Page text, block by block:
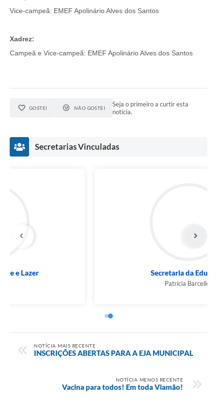
Vice-campeã: EMEF Apolinário Alves dos Santos
Xadrez:
Campeã e Vice-campeã: EMEF Apolinário Alves dos Santos
GOSTEI NÃO GOSTEI
Seja o primeiro a curtir esta
notícia.
Secretarias Vinculadas
NOTÍCIA MAIS RECENTE
INSCRIÇÕES ABERTAS PARA A EJA MUNICIPAL
NOTÍCIA MENOS RECENTE
Vacina para todos! Em toda Viamão!